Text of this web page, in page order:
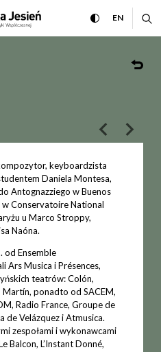
przełącz
ENCHANGE
poprzedni
keyboardzista
Daniela Montesa,
Antognazziego w Buenos
Conservatoire National
u Marco Stroppy,
Naóna.
od Ensemble
Ars Musica i Présences,
teatrów: Colón,
Martín, ponadto od SACEM,
Radio France, Groupe de
de Velázquez i Atmusica.
zespołami i wykonawcami
Balcon, L’Instant Donné,